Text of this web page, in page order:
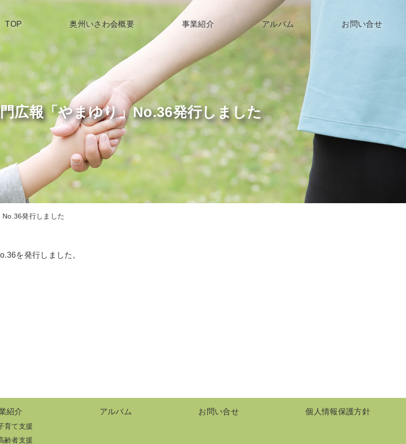
TOP 奥州いさわ会概要 事業紹介
子育て支援
高齢者支援
障がい支援
アルバム お問い合せ
広報「やまゆり」No.36発行しました
発行しました
を発行しました。
紹介
育て支援
齢者支援
アルバム お問い合せ 個人情報保護方針